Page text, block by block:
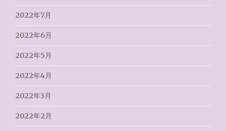
2022年7月
2022年6月
2022年5月
2022年4月
2022年3月
2022年2月